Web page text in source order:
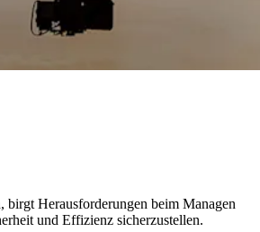
birgt Herausforderungen beim Managen
und Effizienz sicherzustellen.